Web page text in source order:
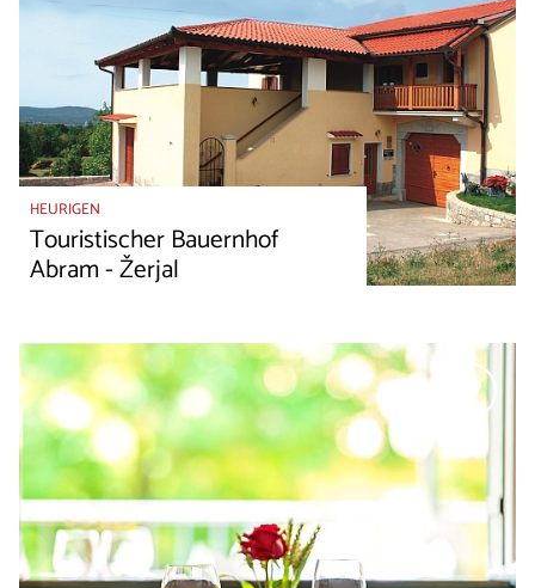
HEURIGEN
Touristischer Bauernhof
Abram - Žerjal